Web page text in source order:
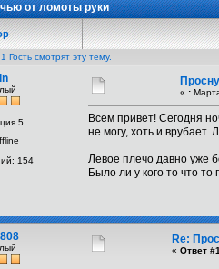
от ломоты руки
Гость смотрят эту тему.
5
154
« :
Всем привет! Сегодня
не могу, хоть и
Левое плечо давно уже
Было ли у кого то что то
Re:
« Ответ